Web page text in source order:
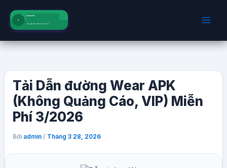
dung
Tải Dẫn đường Wear APK
(Không Quảng Cáo, VIP) Miễn
Phí 3/2026
Bởi admin / Tháng 3 28, 2026